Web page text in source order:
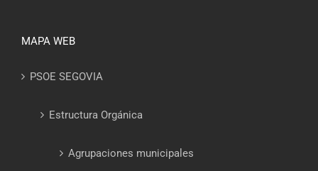
MAPA WEB
PSOE SEGOVIA
Estructura Orgánica
Agrupaciones municipales